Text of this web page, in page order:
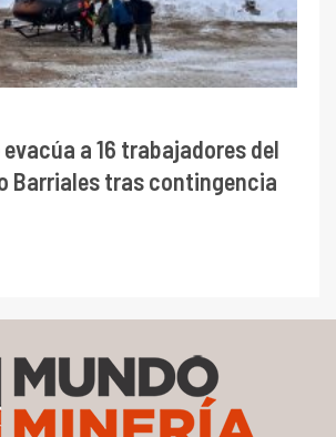
a 16 trabajadores del
Barriales tras contingencia